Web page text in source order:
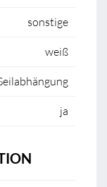
sonstige
weiß
ja